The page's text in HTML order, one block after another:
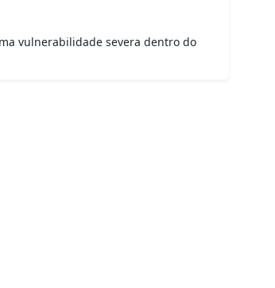
vulnerabilidade severa dentro do